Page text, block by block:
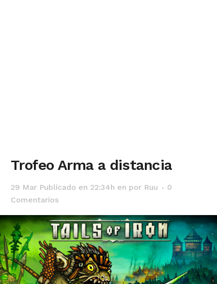
Trofeo Arma a distancia
29 Mar Publicado en 22:34h en por Ruu
0
Comentarios